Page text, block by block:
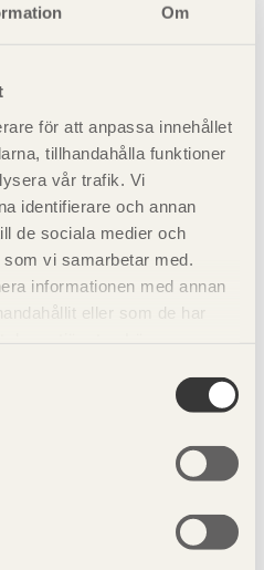
Om
för att anpassa innehållet
tillhandahålla funktioner
vår trafik. Vi
identifierare och annan
de sociala medier och
vi samarbetar med.
informationen med annan
eller som de har
att använda för
för byggnadsverk, dock
ska garantera att
utvecklingen. Utveckling
deformationer och